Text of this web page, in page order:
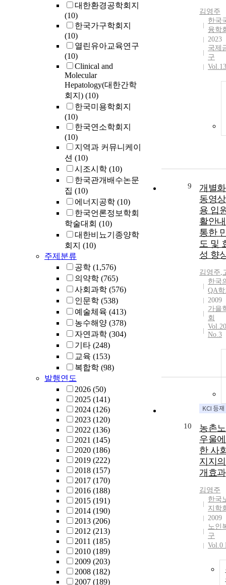
대한환경공학회지
(10)
한국가구학회지
(10)
열린유아교육연구
(10)
Clinical and
Molecular
Hepatology(대한간학
회지) (10)
한국미용학회지
(10)
한국연소학회지
(10)
지역과 커뮤니케이
션 (10)
시조시학 (10)
한국관개배수논문
집 (10)
에너지공학 (10)
한국언론정보학회
학술대회 (10)
대한비뇨기종양학
회지 (10)
주제분류
공학 (1,576)
의약학 (765)
사회과학 (576)
인문학 (538)
예술체육 (413)
농수해양 (378)
자연과학 (304)
기타 (248)
교육 (153)
복합학 (98)
발행연도
2026 (50)
2025 (141)
2024 (126)
2023 (120)
2022 (136)
2021 (145)
2020 (186)
2019 (222)
2018 (157)
2017 (170)
2016 (188)
2015 (191)
2014 (190)
2013 (206)
2012 (213)
2011 (185)
2010 (189)
2009 (203)
2008 (182)
2007 (189)
김영주
한국
융학
2023
국제
구
9
개별
동영
용 입
활안
통한
도 및
성 향
김영주,
한국
QA
2009
가을
회
No.3
10
농촌
우울
한 사
지지
개효과
김영주
한국
지학
2009
노인
구
Vol.0